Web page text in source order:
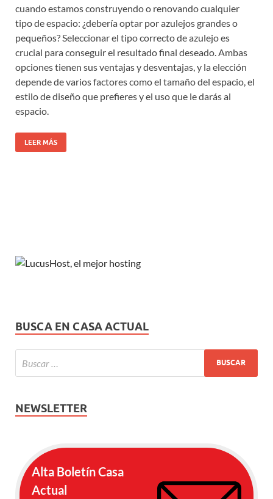
cuando estamos construyendo o renovando cualquier
tipo de espacio: ¿debería optar por azulejos grandes o
pequeños? Seleccionar el tipo correcto de azulejo es
crucial para conseguir el resultado final deseado. Ambas
opciones tienen sus ventajas y desventajas, y la elección
depende de varios factores como el tamaño del espacio, el
estilo de diseño que prefieres y el uso que le darás al
espacio.
LEER MÁS
BUSCA EN CASA ACTUAL
NEWSLETTER
Alta Boletín Casa
Actual